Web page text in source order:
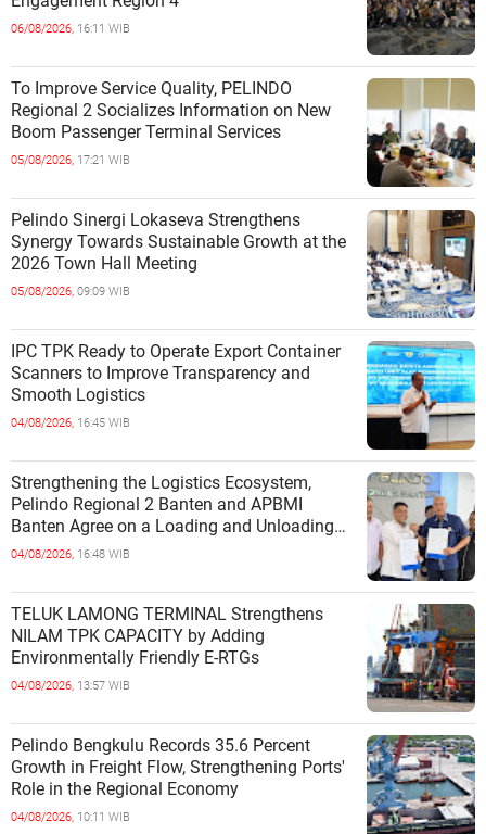
06/08/2026, 16:11 WIB
To Improve Service Quality, PELINDO
Regional 2 Socializes Information on New
Boom Passenger Terminal Services
05/08/2026, 17:21 WIB
Pelindo Sinergi Lokaseva Strengthens
Synergy Towards Sustainable Growth at the
2026 Town Hall Meeting
05/08/2026, 09:09 WIB
IPC TPK Ready to Operate Export Container
Scanners to Improve Transparency and
Smooth Logistics
04/08/2026, 16:45 WIB
Strengthening the Logistics Ecosystem,
Pelindo Regional 2 Banten and APBMI
Banten Agree on a Loading and Unloading
Cooperation at Ciwandan Port
04/08/2026, 16:48 WIB
TELUK LAMONG TERMINAL Strengthens
NILAM TPK CAPACITY by Adding
Environmentally Friendly E-RTGs
04/08/2026, 13:57 WIB
Pelindo Bengkulu Records 35.6 Percent
Growth in Freight Flow, Strengthening Ports'
Role in the Regional Economy
04/08/2026, 10:11 WIB